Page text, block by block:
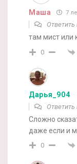
Маша 7
Ответить
там мист или
0
Дарья_904
Ответить
Сложно
даже если и
0